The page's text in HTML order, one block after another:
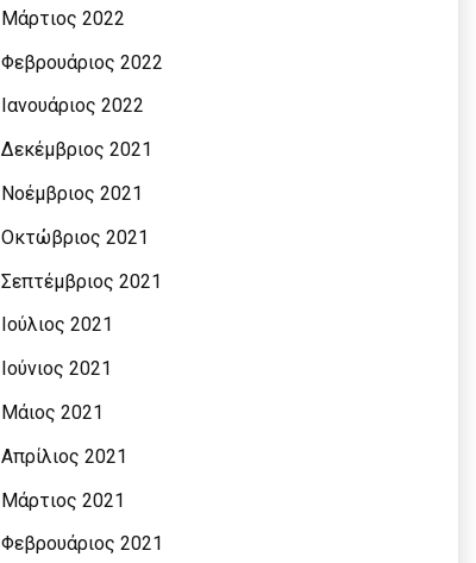
Μάρτιος 2022
Φεβρουάριος 2022
Ιανουάριος 2022
Δεκέμβριος 2021
Νοέμβριος 2021
Οκτώβριος 2021
Σεπτέμβριος 2021
Ιούλιος 2021
Ιούνιος 2021
Μάιος 2021
Απρίλιος 2021
Μάρτιος 2021
Φεβρουάριος 2021